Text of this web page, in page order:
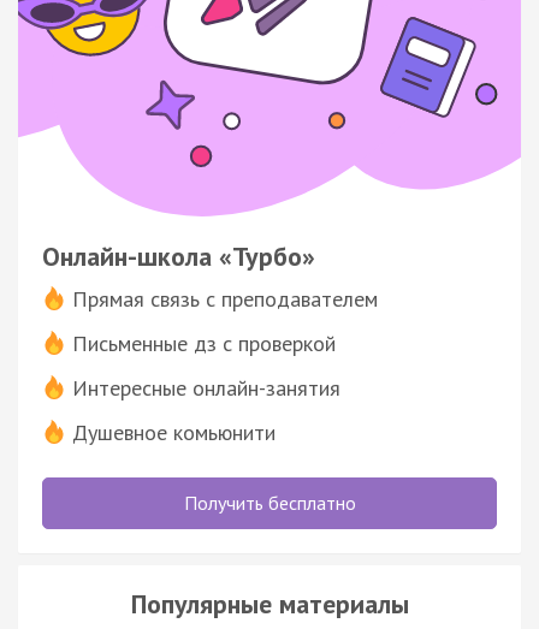
Онлайн-школа «Турбо»
Прямая связь с преподавателем
Письменные дз с проверкой
Интересные онлайн-занятия
Душевное комьюнити
Получить бесплатно
Популярные материалы